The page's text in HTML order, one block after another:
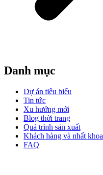
Danh mục
Dự án tiêu biểu
Tin tức
Xu hướng mới
Blog thời trang
Quá trình sản xuất
Khách hàng và nhất khoa
FAQ